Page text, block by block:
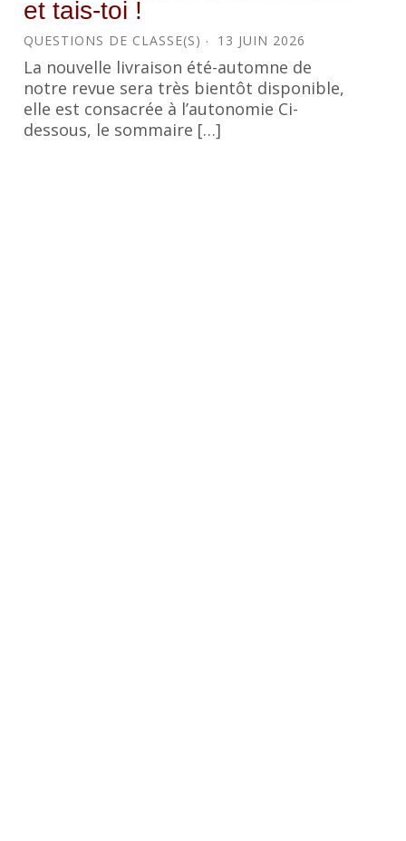
et tais-toi !
QUESTIONS DE CLASSE(S) 13 JUIN 2026
La nouvelle livraison été-automne de
notre revue sera très bientôt disponible,
elle est consacrée à l’autonomie Ci-
dessous, le sommaire […]